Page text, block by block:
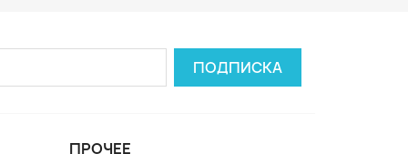
ПРОЧЕЕ